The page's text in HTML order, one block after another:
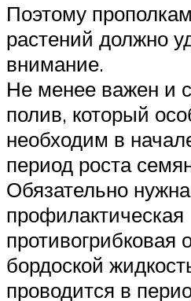
Поэтому
растений должно
внимание.
Не менее важен и
полив, который
необходим в
период роста
Обязательно нужна
профилактическая
противогрибковая
бордоской
проводится в